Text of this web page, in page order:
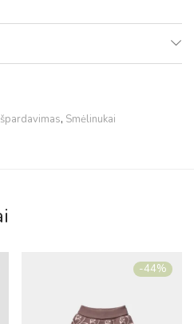
, Smėlinukai
-44%